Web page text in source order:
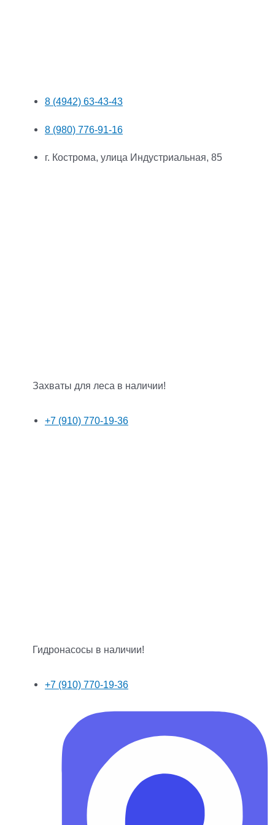
8 (4942) 63-43-43
8 (980) 776-91-16
г. Кострома, улица Индустриальная, 85
Захваты для леса в наличии!
+7 (910) 770-19-36
Гидронасосы в наличии!
+7 (910) 770-19-36